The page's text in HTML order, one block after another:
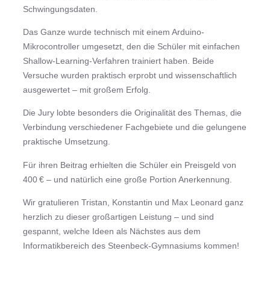
Schwingungsdaten.
Das Ganze wurde technisch mit einem Arduino-
Mikrocontroller umgesetzt, den die Schüler mit einfachen
Shallow-Learning-Verfahren trainiert haben. Beide
Versuche wurden praktisch erprobt und wissenschaftlich
ausgewertet – mit großem Erfolg.
Die Jury lobte besonders die Originalität des Themas, die
Verbindung verschiedener Fachgebiete und die gelungene
praktische Umsetzung.
Für ihren Beitrag erhielten die Schüler ein Preisgeld von
400 € – und natürlich eine große Portion Anerkennung.
Wir gratulieren Tristan, Konstantin und Max Leonard ganz
herzlich zu dieser großartigen Leistung – und sind
gespannt, welche Ideen als Nächstes aus dem
Informatikbereich des Steenbeck-Gymnasiums kommen!